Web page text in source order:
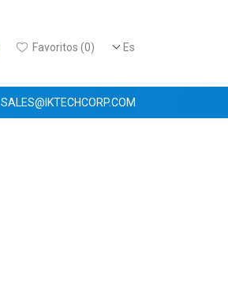
Es
Favoritos (0)
SALES@IKTECHCORP.COM